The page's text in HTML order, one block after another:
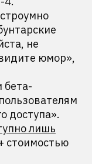
не
юмор»,
бета-
доступа».
лишь
стоимостью